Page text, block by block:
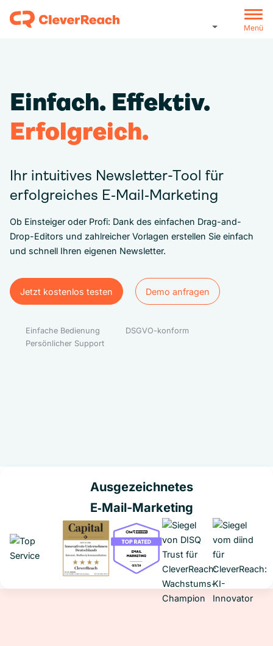
Menü
Einfach. Effektiv.
Erfolgreich.
Ihr intuitives Newsletter-Tool für
erfolgreiches E‑Mail‑Marketing
Ob Einsteiger oder Profi: Dank des einfachen Drag-and-
Drop-Editors und zahlreicher Vorlagen erstellen Sie einfach
und schnell Ihren eigenen Newsletter.
Jetzt kostenlos testen
Jetzt kostenlos testen
Demo anfragen
Demo anfragen
Einfache Bedienung
DSGVO-konform
Persönlicher Support
Ausgezeichnetes
E‑Mail-Marketing